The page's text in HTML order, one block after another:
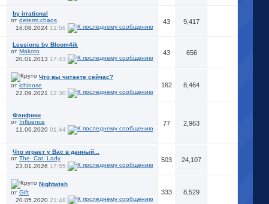
by irrational
от determ.chaos
16.08.2024 11:56
43 9,417
Lessions by Bloom4ik
от Makoto
20.01.2013 17:43
43 656
Что вы читаете сейчас?
от ichinose
22.09.2021 12:30
162 8,464
Фанфики
от Influence
11.06.2020 01:44
77 2,963
Что играет у Вас в данный...
от The_Cat_Lady
23.01.2026 17:55
503 24,107
Nightwish
от Gift
20.05.2020 21:48
333 8,529